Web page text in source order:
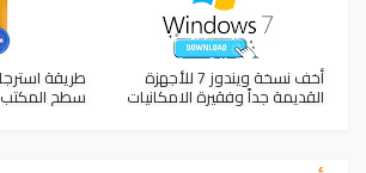
أخف نسخة ويندوز 7 للأجهزة
القديمة جداً وفقيرة الامكانيات سطح المكتب